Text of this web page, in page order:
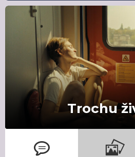
Trochu